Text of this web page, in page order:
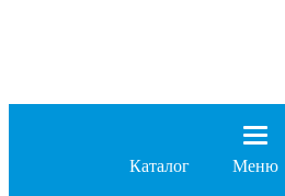
962-
8 (929)
962-
Каталог Меню